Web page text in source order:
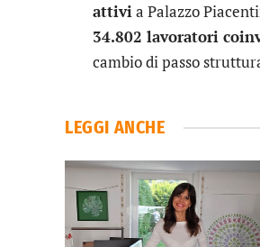
attivia Palazzo
34.802 lavoratori
cambio di passo
LEGGI ANCHE